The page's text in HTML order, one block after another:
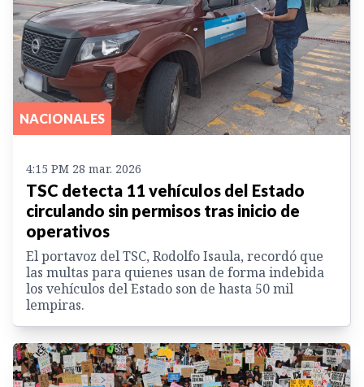
NACIONALES
4:15 PM 28 mar. 2026
TSC detecta 11 vehículos del Estado
circulando sin permisos tras inicio de
operativos
El portavoz del TSC, Rodolfo Isaula, recordó que
las multas para quienes usan de forma indebida
los vehículos del Estado son de hasta 50 mil
lempiras.